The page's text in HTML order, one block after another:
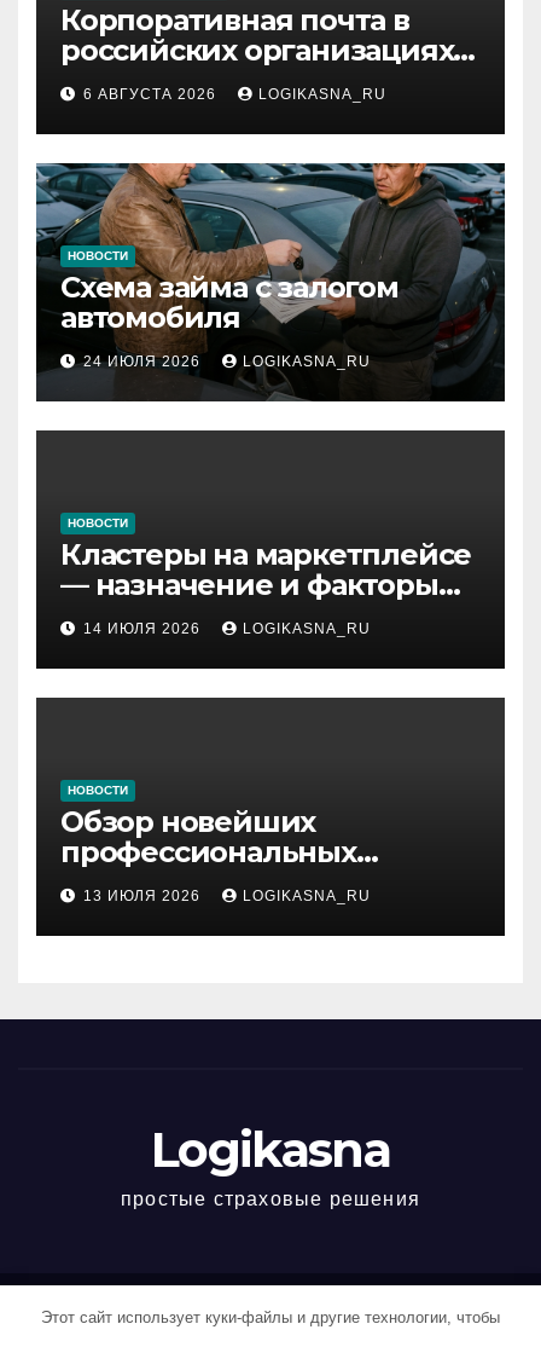
Корпоративная почта в
российских организациях:
инфраструктура,
протоколы и безопасность
6 АВГУСТА 2026 LOGIKASNA_RU
НОВОСТИ
Схема займа с залогом
автомобиля
24 ИЮЛЯ 2026 LOGIKASNA_RU
НОВОСТИ
Кластеры на маркетплейсе
— назначение и факторы
ранжирования складов
14 ИЮЛЯ 2026 LOGIKASNA_RU
НОВОСТИ
Обзор новейших
профессиональных
материалов и
инструментов
13 ИЮЛЯ 2026 LOGIKASNA_RU
Logikasna
простые страховые решения
Работает на WordPress|Тема: Newspaperex, авторThemeansar
Этот сайт использует куки-файлы и другие технологии, чтобы